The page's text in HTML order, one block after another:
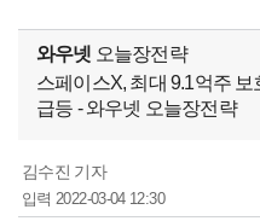
와우넷 오늘장전략
스페이스X, 최대 9.1억주
급등 - 와우넷 오늘장전략
김수진 기자
입력2022-03-04 12:30